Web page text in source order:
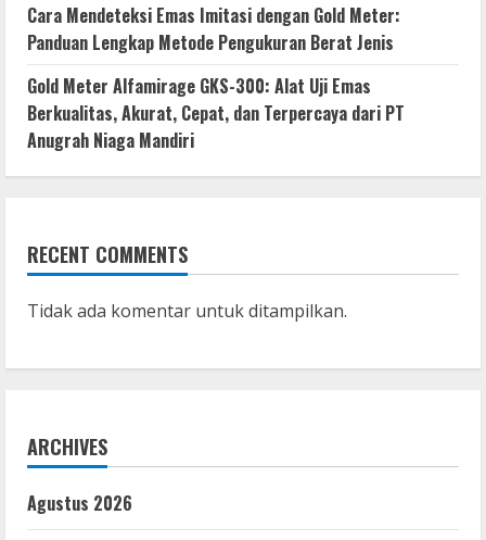
Cara Mendeteksi Emas Imitasi dengan Gold Meter:
Panduan Lengkap Metode Pengukuran Berat Jenis
Gold Meter Alfamirage GKS-300: Alat Uji Emas
Berkualitas, Akurat, Cepat, dan Terpercaya dari PT
Anugrah Niaga Mandiri
RECENT COMMENTS
Tidak ada komentar untuk ditampilkan.
ARCHIVES
Agustus 2026